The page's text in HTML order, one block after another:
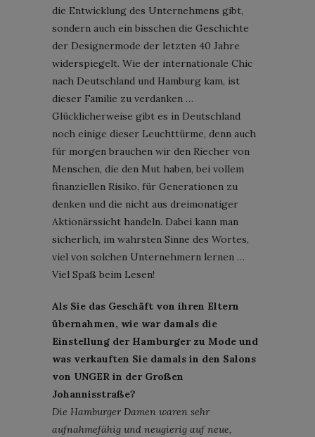
die Entwicklung des Unternehmens gibt,
sondern auch ein bisschen die Geschichte
der Designermode der letzten 40 Jahre
widerspiegelt. Wie der internationale Chic
nach Deutschland und Hamburg kam, ist
dieser Familie zu verdanken …
Glücklicherweise gibt es in Deutschland
noch einige dieser Leuchttürme, denn auch
für morgen brauchen wir den Riecher von
Menschen, die den Mut haben, bei vollem
finanziellen Risiko, für Generationen zu
denken und die nicht aus dreimonatiger
Aktionärssicht handeln. Dabei kann man
sicherlich, im wahrsten Sinne des Wortes,
viel von solchen Unternehmern lernen …
Viel Spaß beim Lesen!
Als Sie das Geschäft von ihren Eltern
übernahmen, wie war damals die
Einstellung der Hamburger zu Mode und
was verkauften Sie damals in den Salons
von UNGER in der Großen
Johannisstraße?
Die Hamburger Damen waren sehr
aufnahmefähig und neugierig auf neue,